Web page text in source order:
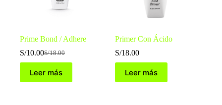
Prime Bond / Adhere
S/18.00
El
original
era:
S/10.00El
actual
es:
Leer más
Primer Con Ácido
S/18.00
Leer más